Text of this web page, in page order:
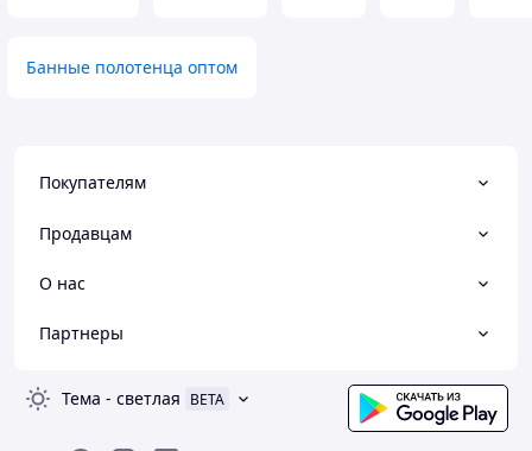
Банные полотенца оптом
Покупателям
Продавцам
О нас
Партнеры
Тема - светлая BETA